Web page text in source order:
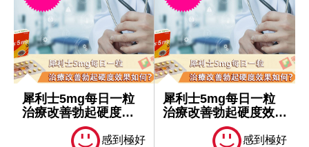
犀利士5mg每日一粒
治療改善勃起硬度效
感到極好
犀利士5mg每日一粒
治療改善勃起硬度效果
感到極好